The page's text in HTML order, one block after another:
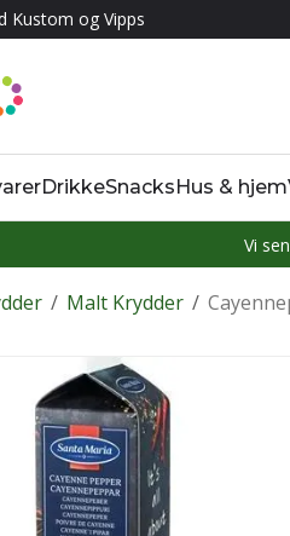
Kustom og Vipps
DrikkeSnacksHus & hjem
Vi
/ /
Malt Krydder